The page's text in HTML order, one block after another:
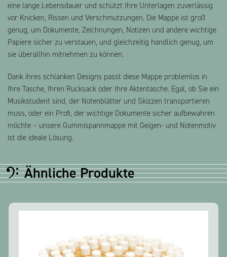
eine lange Lebensdauer und schützt Ihre Unterlagen zuverlässig
vor Knicken, Rissen und Verschmutzungen. Die Mappe ist groß
genug, um Dokumente, Zeichnungen, Notizen und andere wichtige
Papiere sicher zu verstauen, und gleichzeitig handlich genug, um
sie überallhin mitnehmen zu können.
Dank ihres schlanken Designs passt diese Mappe problemlos in
Ihre Tasche, Ihren Rucksack oder Ihre Aktentasche. Egal, ob Sie ein
Musikstudent sind, der Notenblätter und Skizzen transportieren
muss, oder ein Profi, der wichtige Dokumente sicher aufbewahren
möchte – unsere Gummispannmappe mit Geigen- und Notenmotiv
ist die ideale Lösung.
Ähnliche Produkte